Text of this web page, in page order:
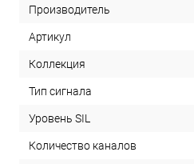
Производитель
Артикул
Коллекция
Тип сигнала
Уровень SIL
Количество каналов